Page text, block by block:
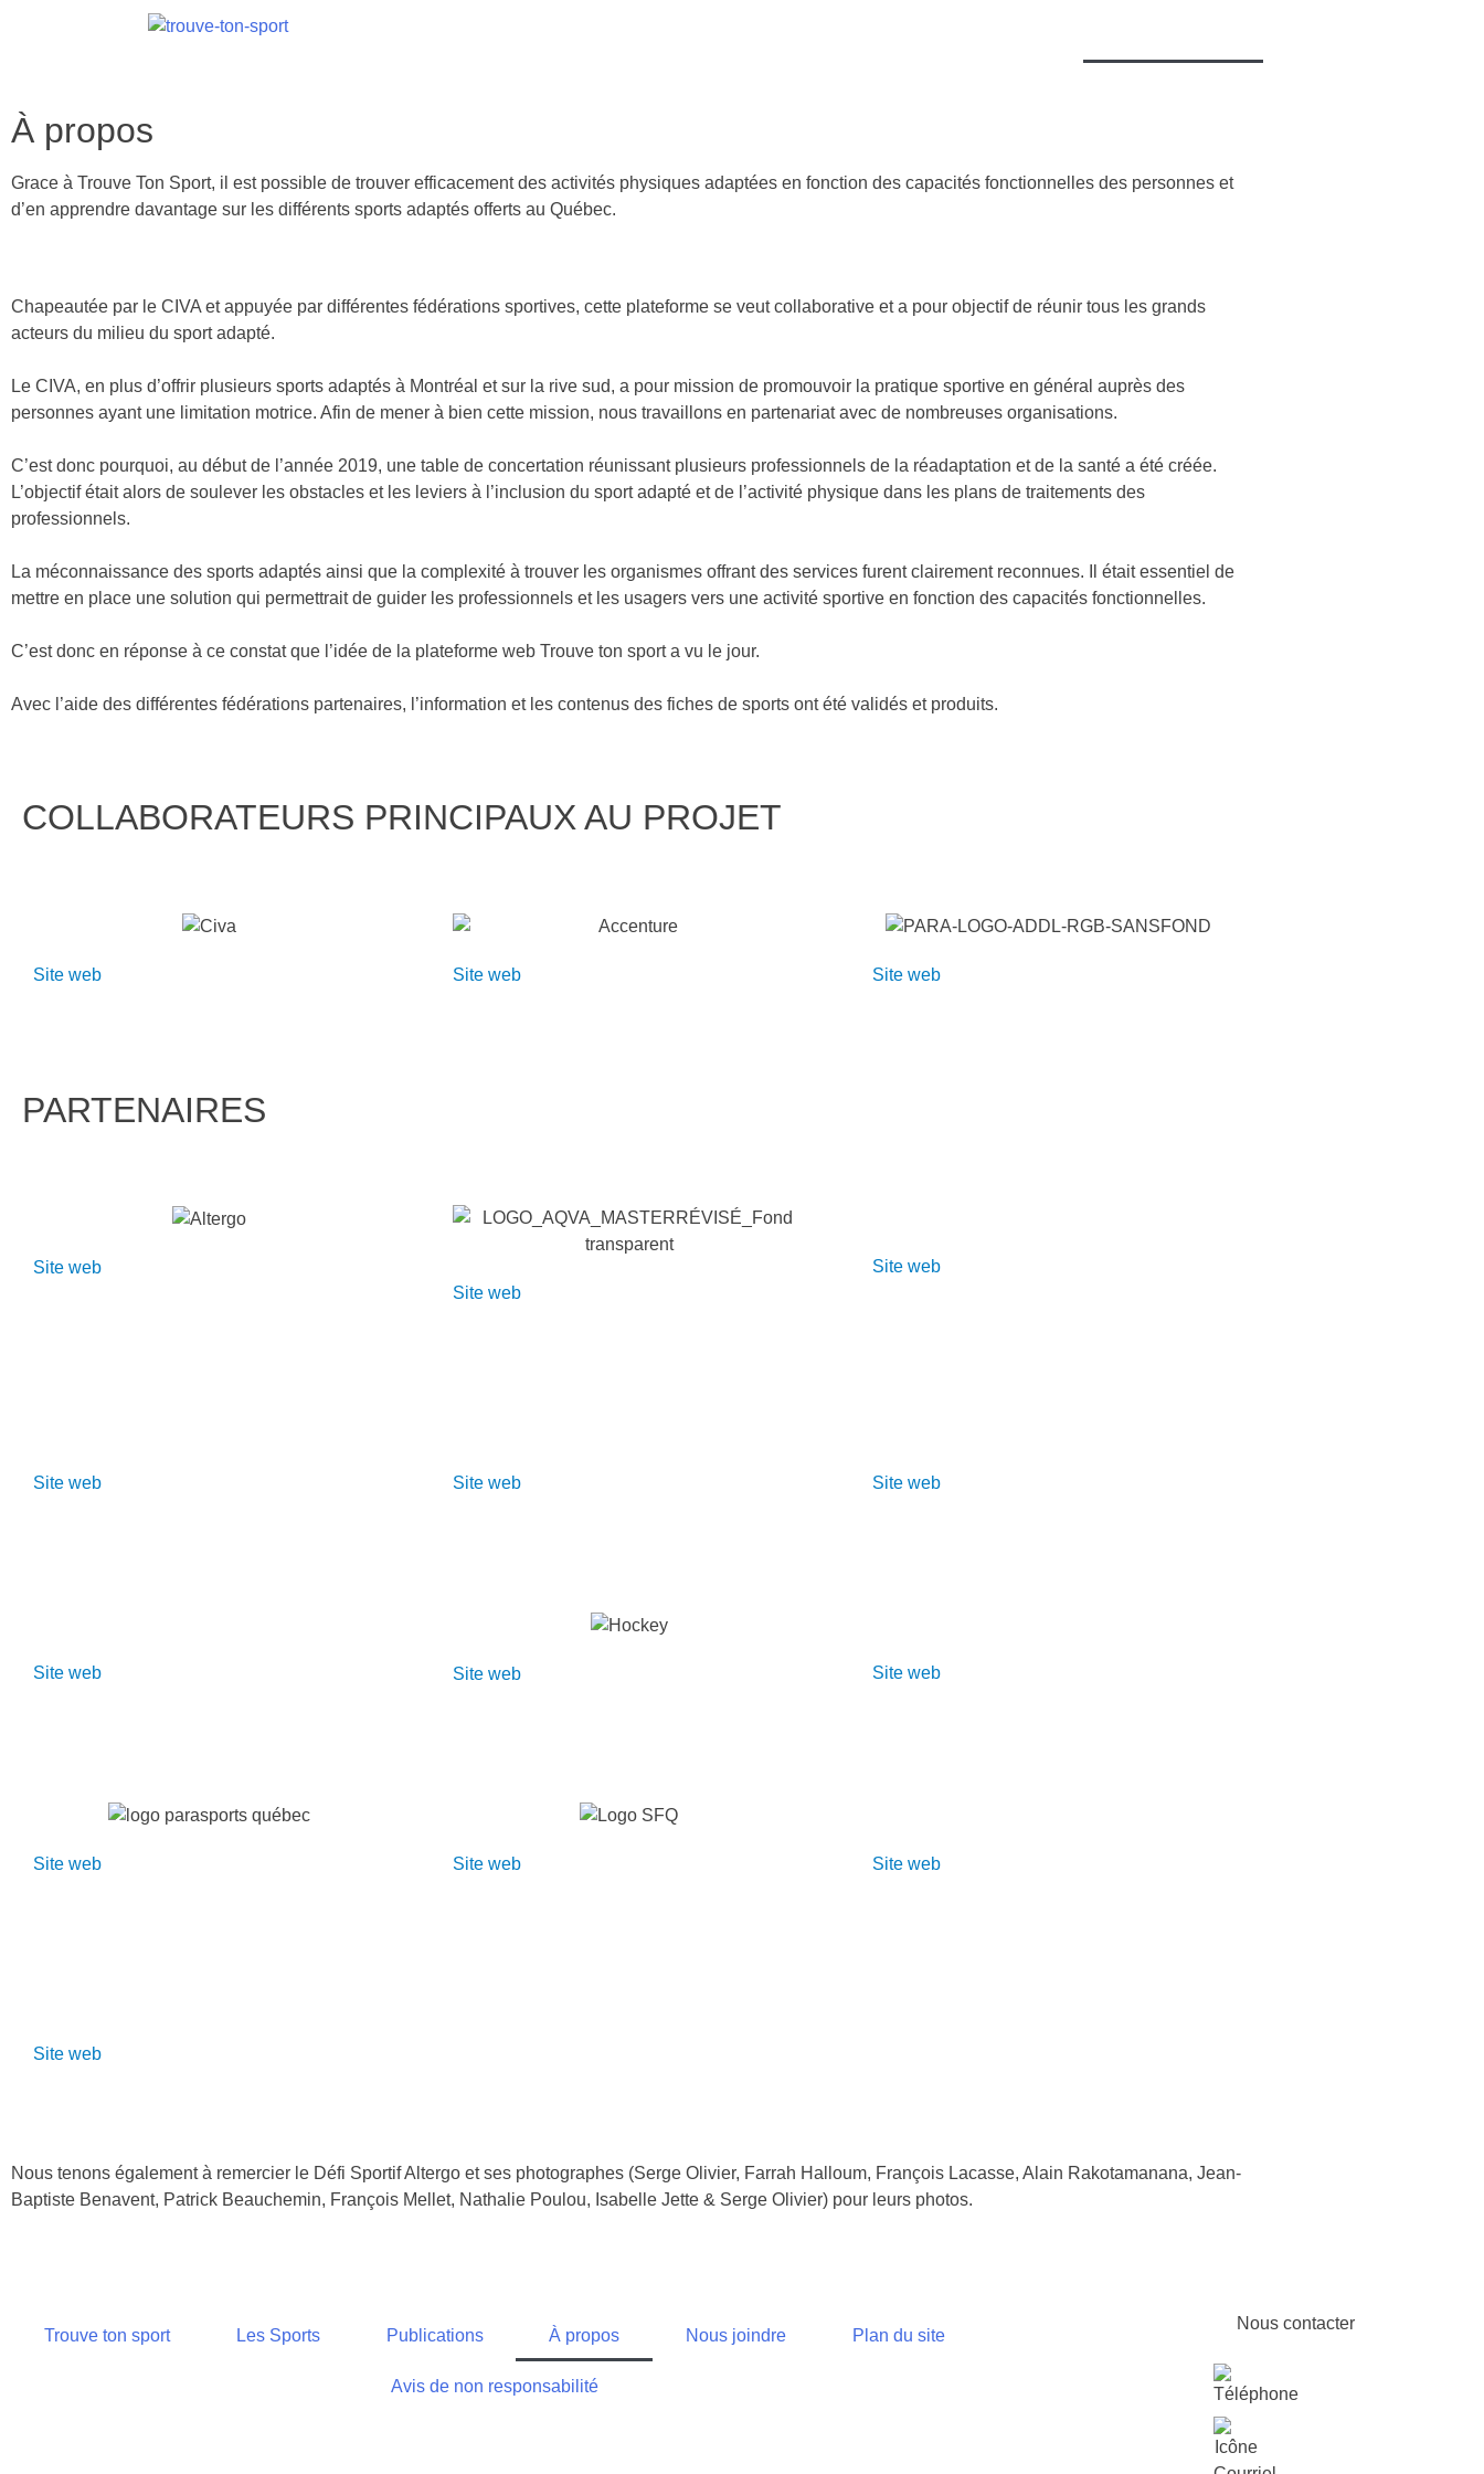
À propos
Grace à Trouve Ton Sport, il est possible de trouver efficacement des activités physiques adaptées en fonction des capacités fonctionnelles des personnes et
d’en apprendre davantage sur les différents sports adaptés offerts au Québec.
Chapeautée par le CIVA et appuyée par différentes fédérations sportives, cette plateforme se veut collaborative et a pour objectif de réunir tous les grands
acteurs du milieu du sport adapté.
Le CIVA, en plus d’offrir plusieurs sports adaptés à Montréal et sur la rive sud, a pour mission de promouvoir la pratique sportive en général auprès des
personnes ayant une limitation motrice. Afin de mener à bien cette mission, nous travaillons en partenariat avec de nombreuses organisations.
C’est donc pourquoi, au début de l’année 2019, une table de concertation réunissant plusieurs professionnels de la réadaptation et de la santé a été créée.
L’objectif était alors de soulever les obstacles et les leviers à l’inclusion du sport adapté et de l’activité physique dans les plans de traitements des
professionnels.
La méconnaissance des sports adaptés ainsi que la complexité à trouver les organismes offrant des services furent clairement reconnues. Il était essentiel de
mettre en place une solution qui permettrait de guider les professionnels et les usagers vers une activité sportive en fonction des capacités fonctionnelles.
C’est donc en réponse à ce constat que l’idée de la plateforme web Trouve ton sport a vu le jour.
Avec l’aide des différentes fédérations partenaires, l’information et les contenus des fiches de sports ont été validés et produits.
COLLABORATEURS PRINCIPAUX AU PROJET
Site web Site web Site web
PARTENAIRES
Site web
Site web
Site web
Site web Site web Site web
Site web Site web Site web
Site web Site web Site web
Site web
Nous tenons également à remercier le Défi Sportif Altergo et ses photographes (Serge Olivier, Farrah Halloum, François Lacasse, Alain Rakotamanana, Jean-
Baptiste Benavent, Patrick Beauchemin, François Mellet, Nathalie Poulou, Isabelle Jette & Serge Olivier) pour leurs photos.
Trouve ton sport Les Sports Publications À propos Nous joindre Plan du site
Avis de non responsabilité
Nous contacter